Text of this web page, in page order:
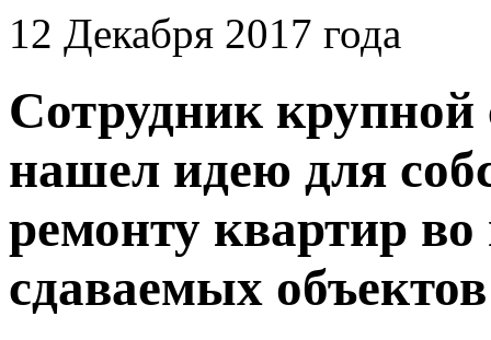
12 Декабря 2017 года
Сотрудник
нашел идею для
ремонту квартир
сдаваемых объектов